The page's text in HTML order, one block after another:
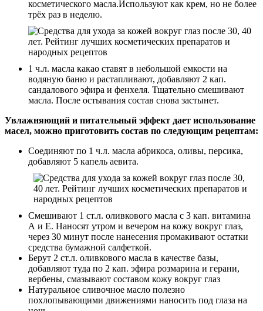
косметического масла.Используют как крем, но не более
трёх раз в неделю.
1 ч.л. масла какао ставят в небольшой емкости на
водяную баню и растапливают, добавляют 2 кап.
сандалового эфира и фенхеля. Тщательно смешивают
масла. После остывания состав снова застынет.
Увлажняющий и питательный эффект дает использование
масел, можно приготовить состав по следующим рецептам:
Соединяют по 1 ч.л. масла абрикоса, оливы, персика,
добавляют 5 капель аевита.
Смешивают 1 ст.л. оливкового масла с 3 кап. витамина
А и Е. Наносят утром и вечером на кожу вокруг глаз,
через 30 минут после нанесения промакивают остатки
средства бумажной салфеткой.
Берут 2 ст.л. оливкового масла в качестве базы,
добавляют туда по 2 кап. эфира розмарина и герани,
вербены, смазывают составом кожу вокруг глаз
Натуральное сливочное масло полезно
похлопывающими движениями наносить под глаза на